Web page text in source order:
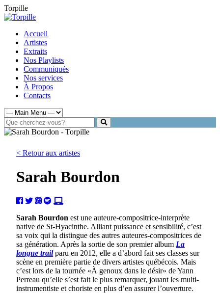
Torpille
Accueil
Artistes
Extraits
Nos Playlists
Communiqués
Nos services
À Propos
Contacts
< Retour aux artistes
Sarah Bourdon
Sarah Bourdon est une auteure-compositrice-interprète
native de St-Hyacinthe. Alliant puissance et sensibilité, c’est
sa voix qui la distingue des autres auteures-compositrices de
sa génération. Après la sortie de son premier album La
longue trailparu en 2012, elle a d’abord fait ses classes sur
scène en première partie de divers artistes québécois. Mais
c’est lors de la tournée «À genoux dans le désir» de Yann
Perreau qu’elle s’est fait le plus remarquer, jouant les multi-
instrumentiste et choriste en plus d’en assurer l’ouverture.